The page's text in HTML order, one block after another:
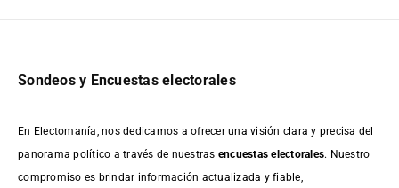
Sondeos y Encuestas electorales
En Electomanía, nos dedicamos a ofrecer una visión clara y precisa del
panorama político a través de nuestras encuestas electorales. Nuestro
compromiso es brindar información actualizada y fiable,